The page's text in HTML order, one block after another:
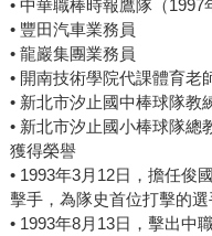
• 中華職棒時報鷹隊（1997
• 豐田汽車業務員
• 龍巖集團業務員
• 開南技術學院代課體育老
• 新北市汐止國中棒球隊教
• 新北市汐止國小棒球隊總
獲得榮譽
• 1993年3月12日，擔任俊
擊手，為隊史首位打擊的選
• 1993年8月13日，擊出中